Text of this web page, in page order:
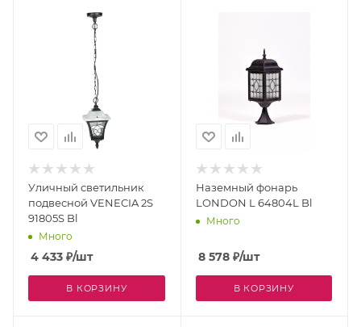
Уличный светильник
подвесной VENECIA 2S
91805S Bl
Много
4 433 ₽/шт
В КОРЗИНУ
Наземный фонарь
LONDON L 64804L Bl
Много
8 578₽/шт
В КОРЗИНУ